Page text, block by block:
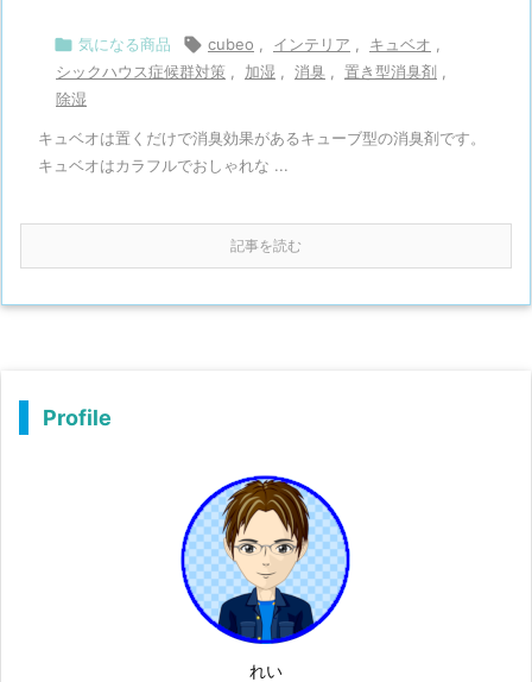
 気になる商品  cubeo インテリア キュベオ
シックハウス症候群対策
加湿 消臭 置き型消臭剤
除湿
キュベオは置くだけで消臭効果があるキューブ型の消臭剤です。
キュベオはカラフルでおしゃれな ...
記事を読む
Profile
れい